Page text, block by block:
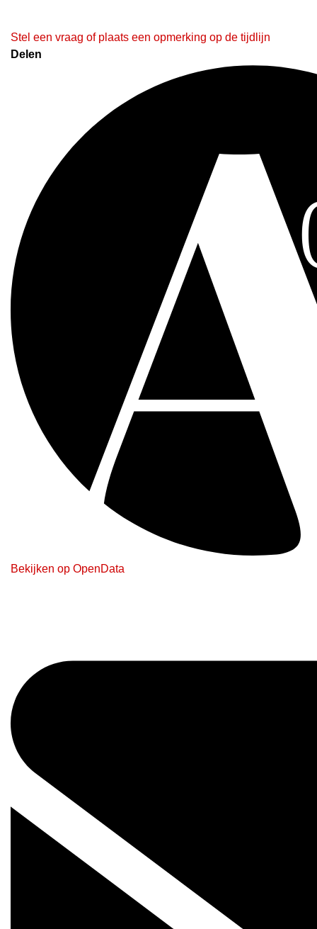
Stel een vraag of plaats een opmerking op de tijdlijn
Delen
Bekijken op OpenData